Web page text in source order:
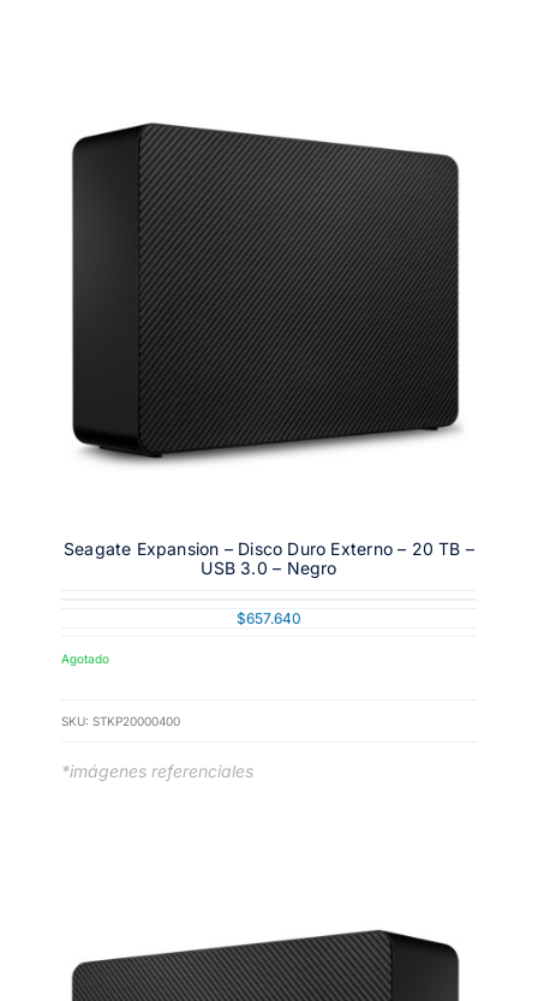
Seagate Expansion – Disco Duro Externo – 20 TB –
USB 3.0 – Negro
$657.640
Agotado
SKU: STKP20000400
*imágenes referenciales